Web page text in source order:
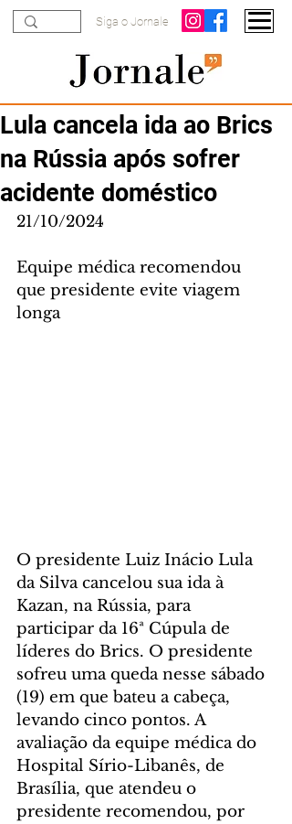
Siga o Jornale
Lula cancela ida ao Brics
na Rússia após sofrer
acidente doméstico
21/10/2024
Equipe médica recomendou
que presidente evite viagem
longa
O presidente Luiz Inácio Lula
da Silva cancelou sua ida à
Kazan, na Rússia, para
participar da 16ª Cúpula de
líderes do Brics. O presidente
sofreu uma queda nesse sábado
(19) em que bateu a cabeça,
levando cinco pontos. A
avaliação da equipe médica do
Hospital Sírio-Libanês, de
Brasília, que atendeu o
presidente recomendou, por